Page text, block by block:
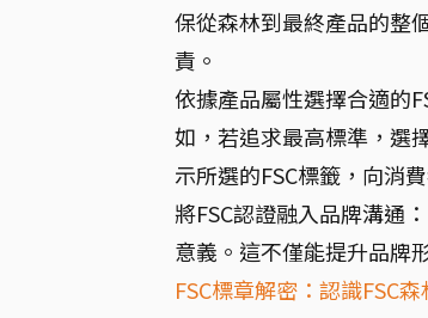
保從森林到最終產品的整
責。
依據產品屬性選擇合適的
如，若追求最高標準，選
示所選的FSC標籤，向消
將FSC認證融入品牌溝通
意義。這不僅能提升品牌
FSC標章解密：認識FSC